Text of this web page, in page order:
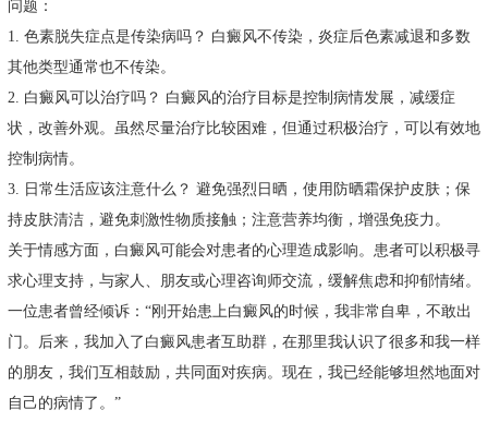
问题：
1. 色素脱失症点是传染病吗？ 白癜风不传染，炎症后色素减退和多数
其他类型通常也不传染。
2. 白癜风可以治疗吗？ 白癜风的治疗目标是控制病情发展，减缓症
状，改善外观。虽然尽量治疗比较困难，但通过积极治疗，可以有效地
控制病情。
3. 日常生活应该注意什么？ 避免强烈日晒，使用防晒霜保护皮肤；保
持皮肤清洁，避免刺激性物质接触；注意营养均衡，增强免疫力。
关于情感方面，白癜风可能会对患者的心理造成影响。患者可以积极寻
求心理支持，与家人、朋友或心理咨询师交流，缓解焦虑和抑郁情绪。
一位患者曾经倾诉：“刚开始患上白癜风的时候，我非常自卑，不敢出
门。后来，我加入了白癜风患者互助群，在那里我认识了很多和我一样
的朋友，我们互相鼓励，共同面对疾病。现在，我已经能够坦然地面对
自己的病情了。”